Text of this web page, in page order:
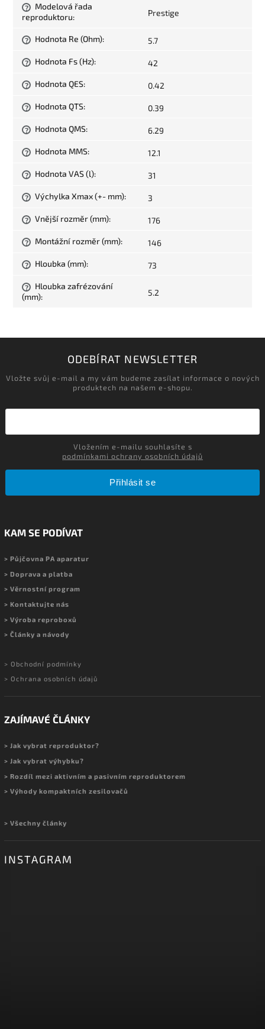
?
Modelová řada
reproduktoru: Prestige
? Hodnota Re (Ohm): 5.7
? Hodnota Fs (Hz): 42
? Hodnota QES: 0.42
? Hodnota QTS: 0.39
? Hodnota QMS: 6.29
? Hodnota MMS: 12.1
? Hodnota VAS (l): 31
? Výchylka Xmax (+- mm): 3
? Vnější rozměr (mm): 176
? Montážní rozměr (mm): 146
? Hloubka (mm): 73
?
Hloubka zafrézování
(mm): 5.2
ODEBÍRAT NEWSLETTER
Vložte svůj e-mail a my vám budeme zasílat informace o nových
produktech na našem e-shopu.
podmínkami ochrany osobních údajů
Přihlásit se
KAM SE PODÍVAT
> Půjčovna PA aparatur
> Doprava a platba
> Věrnostní program
> Kontaktujte nás
> Výroba reproboxů
> Články a návody
> Obchodní podmínky
> Ochrana osobních údajů
ZAJÍMAVÉ ČLÁNKY
> Jak vybrat reproduktor?
> Jak vybrat výhybku?
> Rozdíl mezi aktivním a pasivním reproduktorem
> Výhody kompaktních zesilovačů
> Všechny články
INSTAGRAM